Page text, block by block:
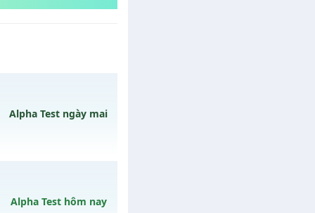
Alpha Test ngày mai
10/08/2626
Alpha Test hôm nay